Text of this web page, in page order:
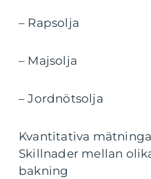
– Rapsolja
– Majsolja
– Jordnötsolja
Kvantitativa
Skillnader mellan
bakning